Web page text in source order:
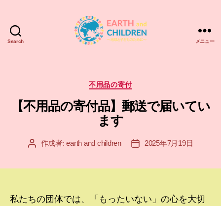
Search
＆
ル
ド
レ
EARTH
CHILDREN
メニュー
カ
ゴ
リ
ー
不用品の寄付
【不用品の寄付品】郵送で届いてい
ます
投 作成者:earth and children
投
2025年7月19日
私たちの団体では、「もったいない」の心を大切